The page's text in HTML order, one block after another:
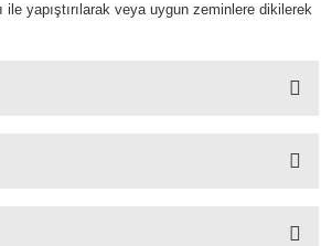
ile yapıştırılarak veya uygun zeminlere dikilerek
ilk yorumu siz yapın!